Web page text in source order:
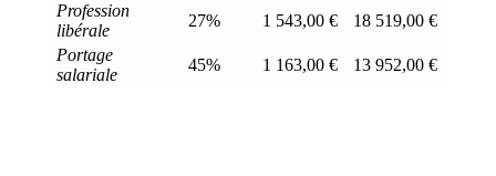
Profession
libérale
27% 1 543,00 €
18 519,00 €
Portage
salariale
45% 1 163,00 € 13 952,00 €